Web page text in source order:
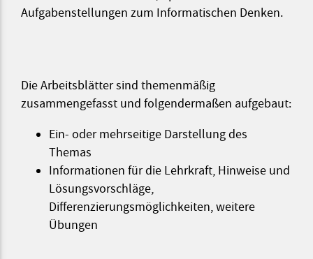
Aufgabenstellungen zum Informatischen Denken.
Die Arbeitsblätter sind themenmäßig
zusammengefasst und folgendermaßen aufgebaut:
Ein- oder mehrseitige Darstellung des
Themas
Informationen für die Lehrkraft, Hinweise und
Lösungsvorschläge,
Differenzierungsmöglichkeiten, weitere
Übungen